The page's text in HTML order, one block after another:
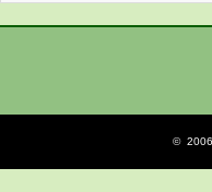
ブ
©